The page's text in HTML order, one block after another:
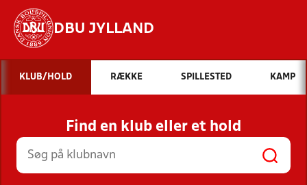
DBU JYLLAND
Hvad vil du søge efter?
INDHOLD OG NYHEDER
STILLINGER, RESULTATER, KLUBBER OG
HOLD
KLUB/HOLD RÆKKE SPILLESTED KAMP
Find en klub eller et hold